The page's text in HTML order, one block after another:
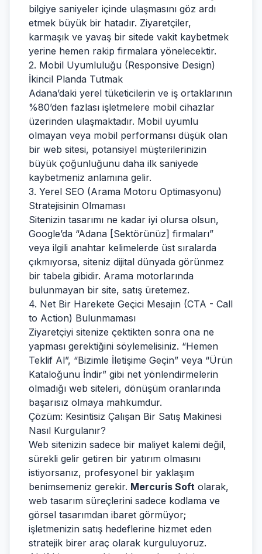
bilgiye saniyeler içinde ulaşmasını göz ardı
etmek büyük bir hatadır. Ziyaretçiler,
karmaşık ve yavaş bir sitede vakit kaybetmek
yerine hemen rakip firmalara yönelecektir.
2. Mobil Uyumluluğu (Responsive Design)
İkincil Planda Tutmak
Adana’daki yerel tüketicilerin ve iş ortaklarının
%80’den fazlası işletmelere mobil cihazlar
üzerinden ulaşmaktadır. Mobil uyumlu
olmayan veya mobil performansı düşük olan
bir web sitesi, potansiyel müşterilerinizin
büyük çoğunluğunu daha ilk saniyede
kaybetmeniz anlamına gelir.
3. Yerel SEO (Arama Motoru Optimasyonu)
Stratejisinin Olmaması
Sitenizin tasarımı ne kadar iyi olursa olsun,
Google’da “Adana [Sektörünüz] firmaları”
veya ilgili anahtar kelimelerde üst sıralarda
çıkmıyorsa, siteniz dijital dünyada görünmez
bir tabela gibidir. Arama motorlarında
bulunmayan bir site, satış üretemez.
4. Net Bir Harekete Geçici Mesajın (CTA - Call
to Action) Bulunmaması
Ziyaretçiyi sitenize çektikten sonra ona ne
yapması gerektiğini söylemelisiniz. “Hemen
Teklif Al”, “Bizimle İletişime Geçin” veya “Ürün
Kataloğunu İndir” gibi net yönlendirmelerin
olmadığı web siteleri, dönüşüm oranlarında
başarısız olmaya mahkumdur.
Çözüm: Kesintisiz Çalışan Bir Satış Makinesi
Nasıl Kurgulanır?
Web sitenizin sadece bir maliyet kalemi değil,
sürekli gelir getiren bir yatırım olmasını
istiyorsanız, profesyonel bir yaklaşım
benimsemeniz gerekir. Mercuris Soft olarak,
web tasarım süreçlerini sadece kodlama ve
görsel tasarımdan ibaret görmüyor;
işletmenizin satış hedeflerine hizmet eden
stratejik birer araç olarak kurguluyoruz.